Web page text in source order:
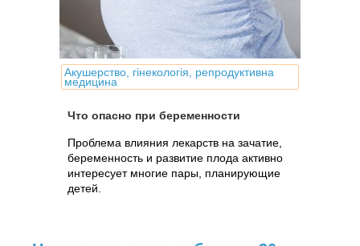
Акушерство, гінекологія, репродуктивна
медицина
Что опасно при беременности
Проблема влияния лекарств на зачатие,
беременность и развитие плода активно
интересует многие пары, планирующие
детей.